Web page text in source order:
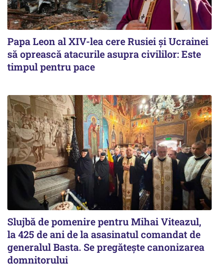
Papa Leon al XIV-lea cere Rusiei și Ucrainei
să oprească atacurile asupra civililor: Este
timpul pentru pace
Slujbă de pomenire pentru Mihai Viteazul,
la 425 de ani de la asasinatul comandat de
generalul Basta. Se pregătește canonizarea
domnitorului